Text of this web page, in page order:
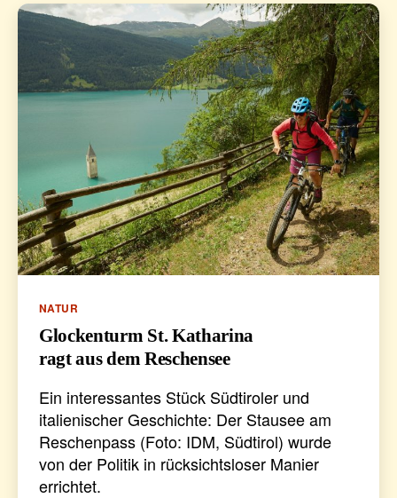
Kategorien
NATUR
Glockenturm St. Katharina
ragt aus dem Reschensee
Ein interessantes Stück Südtiroler und
italienischer Geschichte: Der Stausee am
Reschenpass (Foto: IDM, Südtirol) wurde
von der Politik in rücksichtsloser Manier
errichtet.